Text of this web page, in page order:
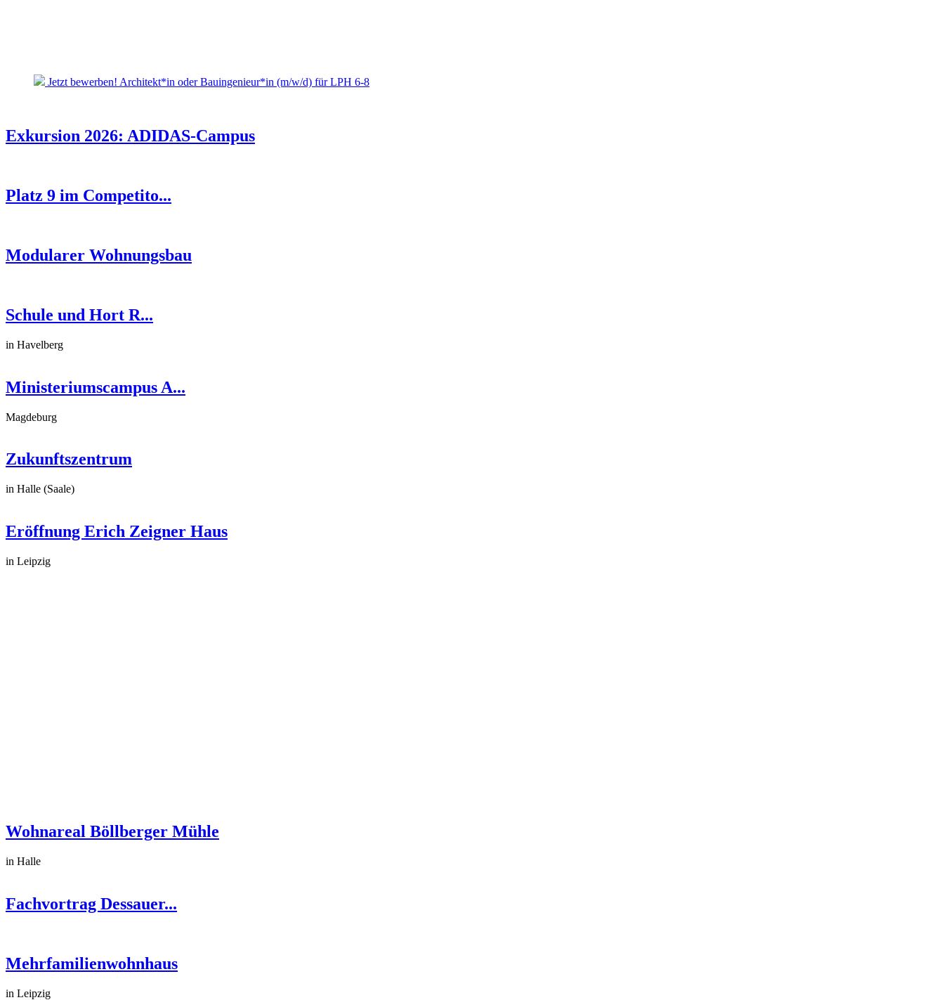
Jetzt bewerben! Architekt*in oder Bauingenieur*in (m/w/d) für LPH 6-8
Exkursion 2026: ADIDAS-Campus
Platz 9 im Competito...
Modularer Wohnungsbau
Schule und Hort R...
in Havelberg
Ministeriumscampus A...
Magdeburg
Zukunftszentrum
in Halle (Saale)
Eröffnung Erich Zeigner Haus
in Leipzig
Wohnareal Böllberger Mühle
in Halle
Fachvortrag Dessauer...
Mehrfamilienwohnhaus
in Leipzig